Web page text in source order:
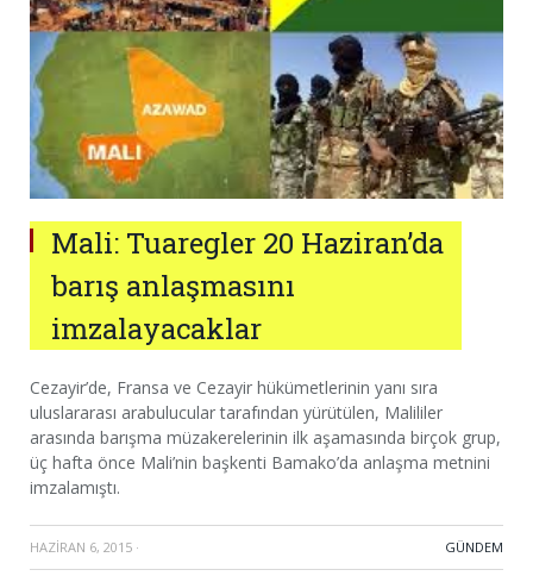
Mali: Tuaregler 20 Haziran’da
barış anlaşmasını
imzalayacaklar
Cezayir’de, Fransa ve Cezayir hükümetlerinin yanı sıra
uluslararası arabulucular tarafından yürütülen, Malililer
arasında barışma müzakerelerinin ilk aşamasında birçok grup,
üç hafta önce Mali’nin başkenti Bamako’da anlaşma metnini
imzalamıştı.
HAZIRAN 6, 2015 · GÜNDEM